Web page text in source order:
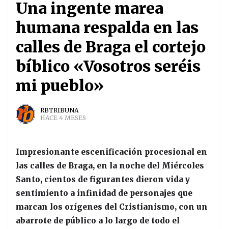
Una ingente marea
humana respalda en las
calles de Braga el cortejo
bíblico «Vosotros seréis
mi pueblo»
RBTRIBUNA
HACE 4 MESES
Impresionante escenificación procesional en
las calles de Braga, en la noche del Miércoles
Santo, cientos de figurantes dieron vida y
sentimiento a infinidad de personajes que
marcan los orígenes del Cristianismo, con un
abarrote de público a lo largo de todo el